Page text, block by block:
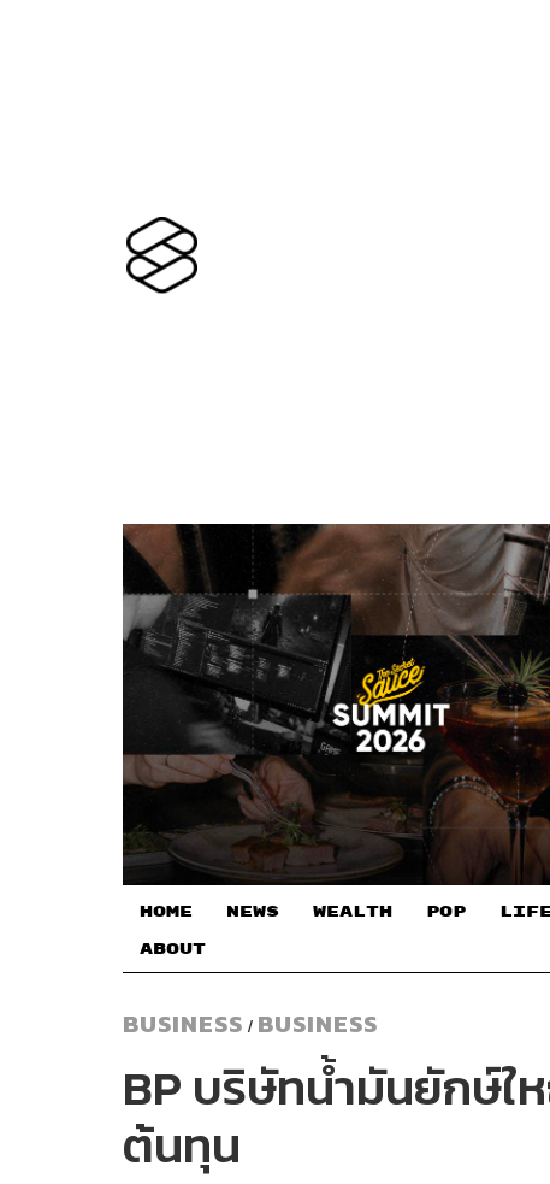
HOME NEWS WEALTH POP LIFE
ABOUT
BUSINESS / BUSINESS
BP บริษัทน้ำมันยักษ์
ต้นทุน